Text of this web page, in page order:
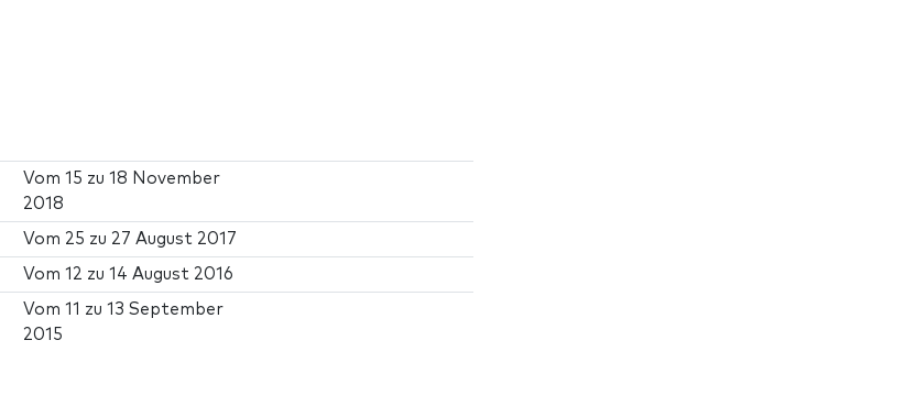
Vom15 zu18 November
2018
Vom 25 zu 27 August 2017
Vom12 zu14 August 2016
Vom11 zu13 September
2015